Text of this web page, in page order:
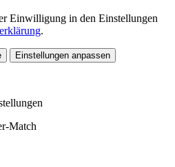
Einwilligung in den Einstellungen
.
Einstellungen anpassen
Match